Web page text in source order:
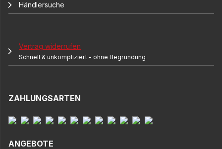
Händlersuche
Vertrag widerrufen
Schnell & unkompliziert - ohne Begründung
ZAHLUNGSARTEN
ANGEBOTE